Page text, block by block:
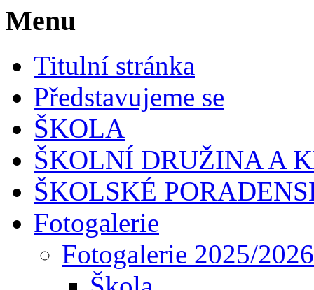
Menu
Titulní stránka
Představujeme se
ŠKOLA
ŠKOLNÍ DRUŽINA A
ŠKOLSKÉ
Fotogalerie
Fotogalerie 2025/2026